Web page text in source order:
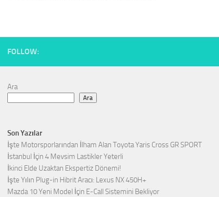
FOLLOW:
Ara
Ara
Son Yazılar
İşte Motorsporlarından İlham Alan Toyota Yaris Cross GR SPORT
İstanbul İçin 4 Mevsim Lastikler Yeterli
İkinci Elde Uzaktan Ekspertiz Dönemi!
İşte Yılın Plug-in Hibrit Aracı: Lexus NX 450H+
Mazda 10 Yeni Model İçin E-Call Sistemini Bekliyor